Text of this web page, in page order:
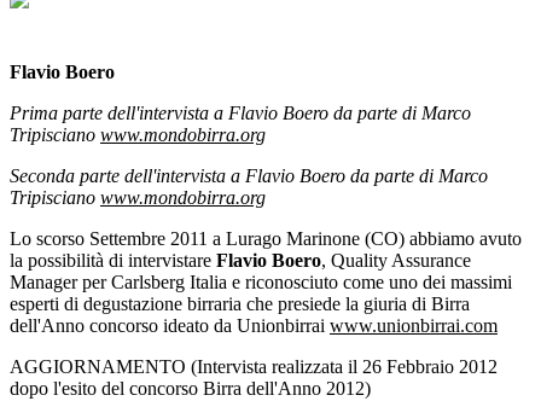
Flavio Boero
Prima parte dell'intervista a Flavio Boero da parte di Marco
Tripisciano www.mondobirra.org
Seconda parte dell'intervista a Flavio Boero da parte di Marco
Tripisciano www.mondobirra.org
Lo scorso Settembre 2011 a Lurago Marinone (CO) abbiamo avuto
la possibilità di intervistare Flavio Boero, Quality Assurance
Manager per Carlsberg Italia e riconosciuto come uno dei massimi
esperti di degustazione birraria che presiede la giuria di Birra
dell'Anno concorso ideato da Unionbirrai www.unionbirrai.com
AGGIORNAMENTO (Intervista realizzata il 26 Febbraio 2012
dopo l'esito del concorso Birra dell'Anno 2012)